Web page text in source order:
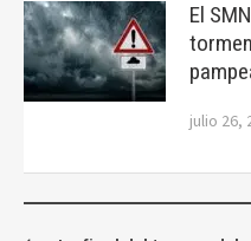
El
julio 26,